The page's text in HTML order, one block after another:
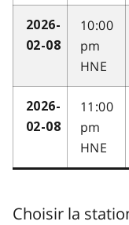
2026-
02-08
10:00
pm
HNE
2026-
02-08
11:00
pm
HNE
Choisir la